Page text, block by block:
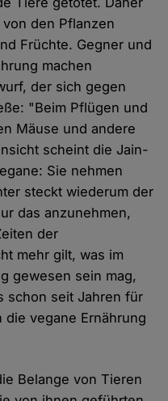
den Pflanzen
Früchte. Gegner und
machen
der sich gegen
"Beim Pflügen und
Mäuse und andere
scheint die Jain-
Sie nehmen
steckt wiederum der
das anzunehmen,
der
mehr gilt, was im
gewesen sein mag,
schon seit Jahren für
die vegane Ernährung
Belange von Tieren